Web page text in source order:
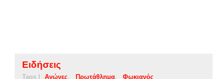
Ειδήσεις
Tags | Αγώνες Πρωτάθλημα Φωκιανός